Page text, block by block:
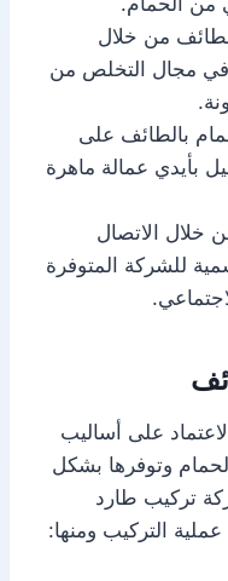
من خلال
في مجال التخلص من
بالطائف على
بأيدي عمالة ماهرة
خلال الاتصال
للشركة المتوفرة
على أساليب
وتوفرها بشكل
تركيب طارد
عملية التركيب ومنها: